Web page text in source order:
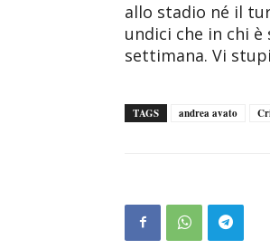
allo stadio né il
undici che in chi
settimana. Vi
TAGS andrea avato